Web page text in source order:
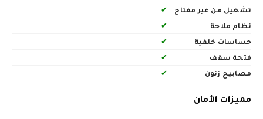
تشغيل من غير مفتاح
✔
نظام ملاحة
✔
حساسات خلفية
✔
فتحة سقف
✔
مصابيح زنون
✔
مميزات الأمان